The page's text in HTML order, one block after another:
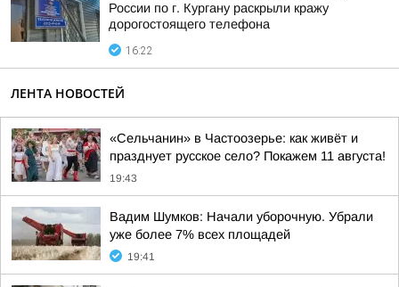
России по г. Кургану раскрыли кражу
дорогостоящего телефона
16:22
ЛЕНТА НОВОСТЕЙ
«Сельчанин» в Частоозерье: как живёт и
празднует русское село? Покажем 11 августа!
19:43
Вадим Шумков: Начали уборочную. Убрали
уже более 7% всех площадей
19:41